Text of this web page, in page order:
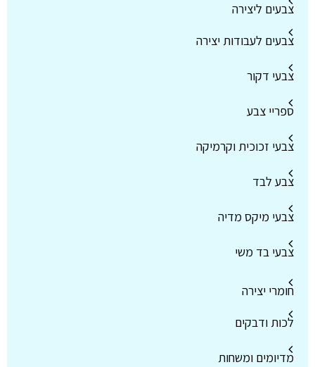
צבעים ליצירה
צבעים לעבודות יצירה
צבעי דקור
ספריי צבע
צבעי זכוכית וקרמיקה
צבע לבד
צבעי מיקס מדיה
צבעי בד משי
חומרי יצירה
לכות ודבקים
מדיומים ומשחות